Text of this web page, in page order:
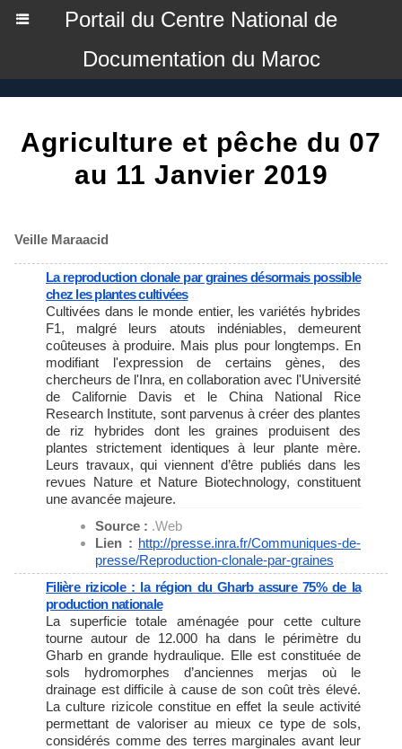
Portail du Centre National de
Documentation du Maroc
Agriculture et pêche du 07
au 11 Janvier 2019
Veille Maraacid
La reproduction clonale par graines désormais possible
chez les plantes cultivées
Cultivées dans le monde entier, les variétés hybrides
F1, malgré leurs atouts indéniables, demeurent
coûteuses à produire. Mais plus pour longtemps. En
modifiant l'expression de certains gènes, des
chercheurs de l'Inra, en collaboration avec l'Université
de Californie Davis et le China National Rice
Research Institute, sont parvenus à créer des plantes
de riz hybrides dont les graines produisent des
plantes strictement identiques à leur plante mère.
Leurs travaux, qui viennent d’être publiés dans les
revues Nature et Nature Biotechnology, constituent
une avancée majeure.
Source : .Web
Lien : http://presse.inra.fr/Communiques-de-
presse/Reproduction-clonale-par-graines
Filière rizicole : la région du Gharb assure 75% de la
production nationale
La superficie totale aménagée pour cette culture
tourne autour de 12.000 ha dans le périmètre du
Gharb en grande hydraulique. Elle est constituée de
sols hydromorphes d’anciennes merjas où le
drainage est difficile à cause de son coût très élevé.
La culture rizicole constitue en effet la seule activité
permettant de valoriser au mieux ce type de sols,
considérés comme des terres marginales avant leur